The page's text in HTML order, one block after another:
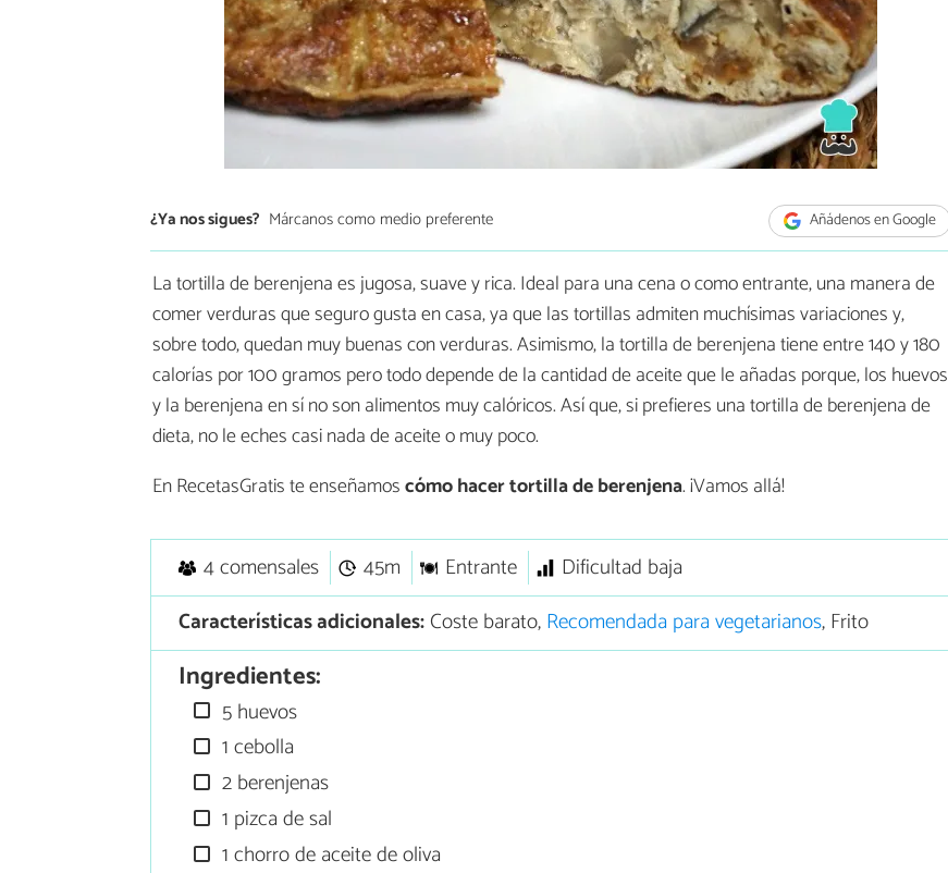
¿Ya nos sigues? Márcanos como medio preferente Añádenos en Google
La tortilla de berenjena es jugosa, suave y rica. Ideal para una cena o como entrante, una manera de
comer verduras que seguro gusta en casa, ya que las tortillas admiten muchísimas variaciones y,
sobre todo, quedan muy buenas con verduras. Asimismo, la tortilla de berenjena tiene entre 140 y 180
calorías por 100 gramos pero todo depende de la cantidad de aceite que le añadas porque, los huevos
y la berenjena en sí no son alimentos muy calóricos. Así que, si prefieres una tortilla de berenjena de
dieta, no le eches casi nada de aceite o muy poco.
En RecetasGratis te enseñamoscómo hacer tortilla de berenjena. ¡Vamos allá!
4 comensales 45m Entrante
Dificultad baja
Características adicionales:Coste barato,Recomendada para vegetarianos, Frito
Ingredientes:
5 huevos
1 cebolla
2 berenjenas
1 pizca de sal
1 chorro de aceite de oliva